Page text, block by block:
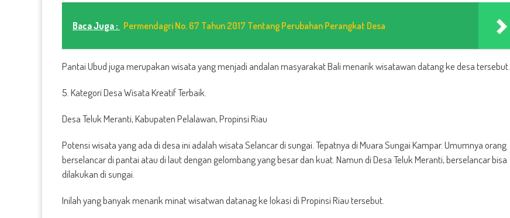
Baca Juga : Permendagri No. 67 Tahun 2017 Tentang Perubahan Perangkat Desa
Pantai Ubud juga merupakan wisata yang menjadi andalan masyarakat Bali menarik wisatawan datang ke desa tersebut.
5. Kategori Desa Wisata Kreatif Terbaik.
Desa Teluk Meranti, Kabupaten Pelalawan, Propinsi Riau
Potensi wisata yang ada di desa ini adalah wisata Selancar di sungai. Tepatnya di Muara Sungai Kampar. Umumnya orang
berselancar di pantai atau di laut dengan gelombang yang besar dan kuat. Namun di Desa Teluk Meranti, berselancar bisa
dilakukan di sungai.
Inilah yang banyak menarik minat wisatwan datanag ke lokasi di Propinsi Riau tersebut.